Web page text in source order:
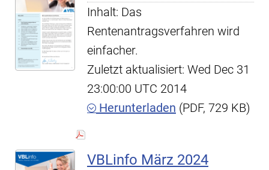
Inhalt: Das
Rentenantragsverfahren wird
einfacher.
Zuletzt aktualisiert: Wed Dec 31
23:00:00 UTC 2014
Herunterladen (PDF, 729 KB)
VBLinfo März 2024